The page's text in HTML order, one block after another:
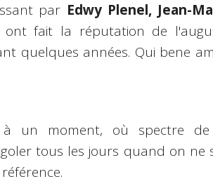
par Edwy Plenel, Jean-
fait la réputation de
quelques années. Qui bene
un moment, où spectre
tous les jours quand on ne